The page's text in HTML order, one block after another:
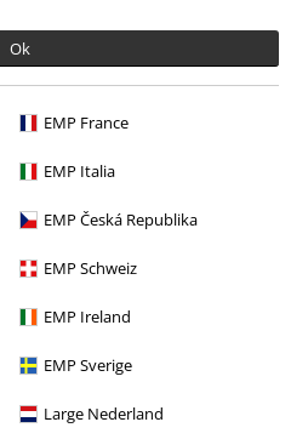
Ok
EMP France
EMP Italia
EMP Česká Republika
EMP Schweiz
EMP Ireland
EMP Sverige
Large Nederland